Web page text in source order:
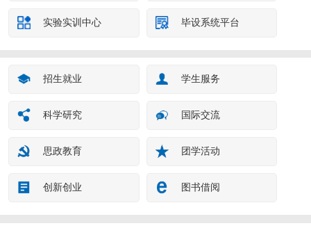
实验实训中心 毕设系统平台
招生就业 学生服务
科学研究 国际交流
思政教育 团学活动
创新创业 图书借阅